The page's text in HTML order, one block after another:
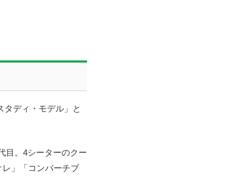
タディ・モデル」と
目。4シーターのクー
」「コンバーチブ